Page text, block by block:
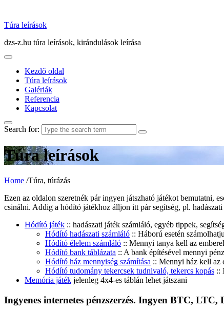
Túra leírások
dzs-z.hu túra leírások, kirándulások leírása
Kezdő oldal
Túra leírások
Galériák
Referencia
Kapcsolat
Search for:
Túra leírások
Home /Túra, túrázás
Ezen az oldalon szeretnék pár ingyen játszható játékot bemutatni,
csinálni. Addig a hódító játékhoz álljon itt pár segítség, pl. hadászati
Hódító játék :: hadászati játék számláló, egyéb tippek,
Hódító hadászati számláló :: Háború esetén
Hódító élelem számláló :: Mennyi tanya kell az
Hódító bank táblázata :: A bank építésével mennyi
Hódító ház mennyiség számítása :: Mennyi ház kell az
Hódító tudomány tekercsek tudnivaló, tekercs kopás ::
Memória játék jelenleg 4x4-es táblán lehet játszani
Ingyenes internetes pénzszerzés. Ingyen BTC, LTC,